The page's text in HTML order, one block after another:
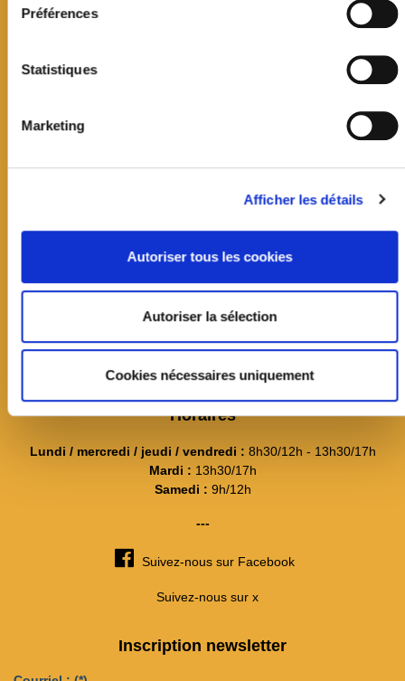
Préférences
Statistiques
Marketing
Afficher les détails
Autoriser tous les cookies
Autoriser la sélection
Cookies nécessaires uniquement
19 avenue Jean Jaurès
78354 Jouy-en-Josas cedex
01 39 20 11 11
Contact
Itinéraire et plan d'accès
La mairie recrute
Connexion
Horaires
Lundi / mercredi / jeudi / vendredi : 8h30/12h - 13h30/17h
Mardi : 13h30/17h
Samedi : 9h/12h
---
Suivez-nous sur Facebook
Suivez-nous sur x
Inscription newsletter